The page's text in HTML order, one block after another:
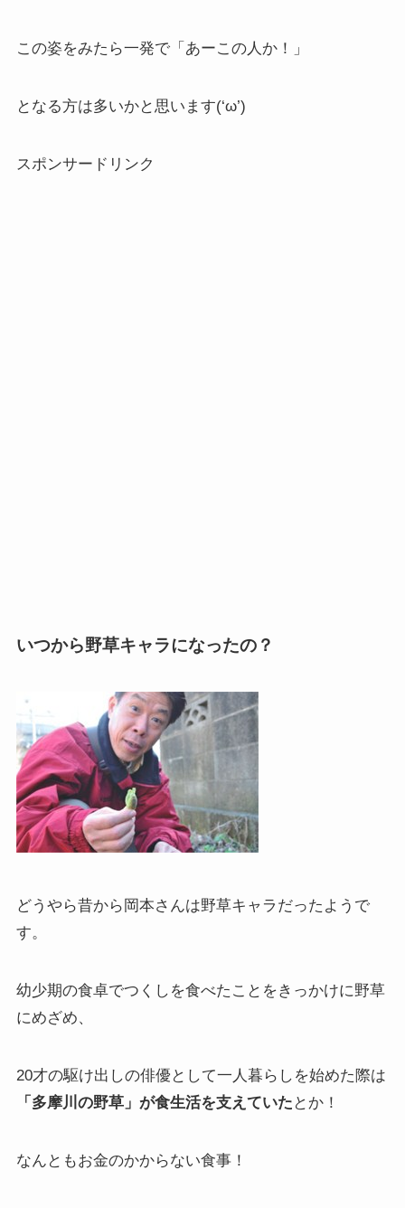
この姿をみたら一発で「あーこの人か！」
となる方は多いかと思います(‘ω’)
スポンサードリンク
いつから野草キャラになったの？
どうやら昔から岡本さんは野草キャラだったようで
す。
幼少期の食卓でつくしを食べたことをきっかけに野草
にめざめ、
20才の駆け出しの俳優として一人暮らしを始めた際は
「多摩川の野草」が食生活を支えていた とか！
なんともお金のかからない食事！